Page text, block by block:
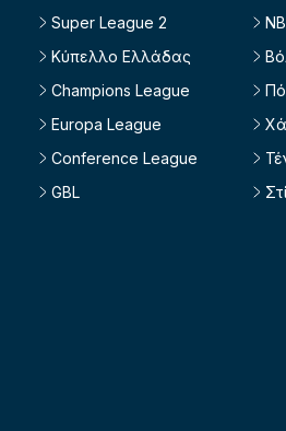
Super League 2
Κύπελλο Ελλάδας
Champions League
Europa League
Conference League
GBL